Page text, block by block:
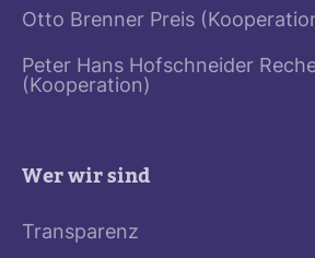
Otto Brenner Preis
Peter Hans Hofschneider
(Kooperation)
Wer wir sind
Transparenz